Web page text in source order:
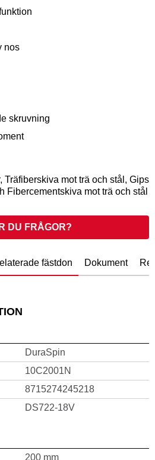
vilket gör att skruven är
du börjar försänkningen, vilket
av skruven. För
nos
skruvning
Träfiberskiva mot trä och stål, Gips
Fibercementskiva mot trä och stål
DU FRÅGOR?
fästdon Dokument
DuraSpin
10C2001N
8715274245218
DS722-18V
200 mm